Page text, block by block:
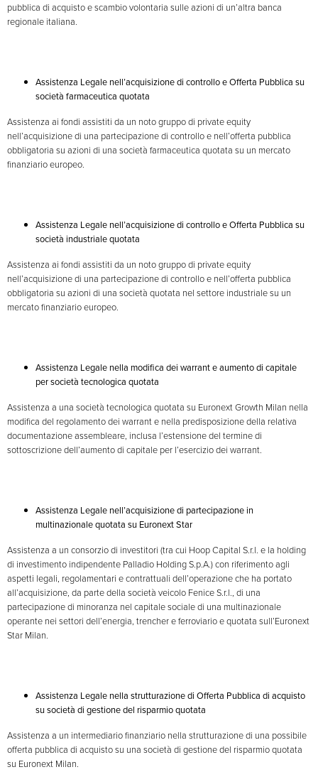
pubblica di acquisto e scambio volontaria sulle azioni di un’altra banca
regionale italiana.
Assistenza Legale nell’acquisizione di controllo e Offerta Pubblica su
società farmaceutica quotata
Assistenza ai fondi assistiti da un noto gruppo di private equity
nell’acquisizione di una partecipazione di controllo e nell’offerta pubblica
obbligatoria su azioni di una società farmaceutica quotata su un mercato
finanziario europeo.
Assistenza Legale nell’acquisizione di controllo e Offerta Pubblica su
società industriale quotata
Assistenza ai fondi assistiti da un noto gruppo di private equity
nell’acquisizione di una partecipazione di controllo e nell’offerta pubblica
obbligatoria su azioni di una società quotata nel settore industriale su un
mercato finanziario europeo.
Assistenza Legale nella modifica dei warrant e aumento di capitale
per società tecnologica quotata
Assistenza a una società tecnologica quotata su Euronext Growth Milan nella
modifica del regolamento dei warrant e nella predisposizione della relativa
documentazione assembleare, inclusa l’estensione del termine di
sottoscrizione dell’aumento di capitale per l’esercizio dei warrant.
Assistenza Legale nell’acquisizione di partecipazione in
multinazionale quotata su Euronext Star
Assistenza a un consorzio di investitori (tra cui Hoop Capital S.r.l. e la holding
di investimento indipendente Palladio Holding S.p.A.) con riferimento agli
aspetti legali, regolamentari e contrattuali dell’operazione che ha portato
all’acquisizione, da parte della società veicolo Fenice S.r.l., di una
partecipazione di minoranza nel capitale sociale di una multinazionale
operante nei settori dell’energia, trencher e ferroviario e quotata sull’Euronext
Star Milan.
Assistenza Legale nella strutturazione di Offerta Pubblica di acquisto
su società di gestione del risparmio quotata
Assistenza a un intermediario finanziario nella strutturazione di una possibile
offerta pubblica di acquisto su una società di gestione del risparmio quotata
su Euronext Milan.